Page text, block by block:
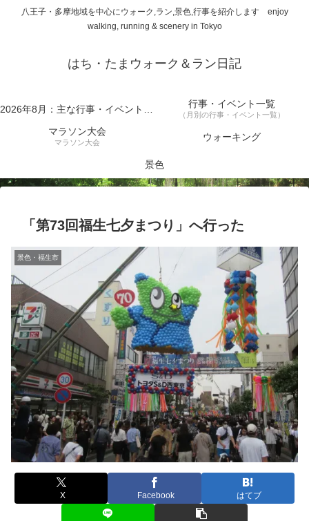
八王子・多摩地域を中心にウォーク,ラン,景色,行事を紹介します enjoy
walking, running & scenery in Tokyo
はち・たまウォーク＆ラン日記
2026年8月：主な行事・イベント一覧 行事・イベント一覧
（月別の行事・イベント一覧）
マラソン大会
マラソン大会 ウォーキング
景色
「第73回福生七夕まつり」へ行った
景色・福生市
X Facebook はてブ